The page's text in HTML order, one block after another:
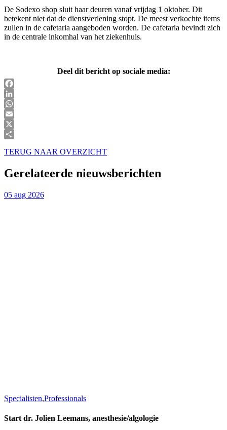
De Sodexo shop sluit haar deuren vanaf vrijdag 1 oktober. Dit
betekent niet dat de dienstverlening stopt. De meest verkochte items
zullen in de cafetaria aangeboden worden. De cafetaria bevindt zich
in de centrale inkomhal van het ziekenhuis.
Deel dit bericht op sociale media:
TERUG NAAR OVERZICHT
Gerelateerde nieuwsberichten
05 aug 2026
Specialisten,Professionals
Start dr. Jolien Leemans, anesthesie/algologie